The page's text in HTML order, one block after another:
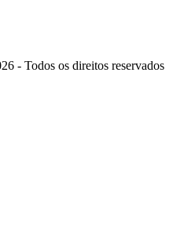
- Todos os direitos reservados